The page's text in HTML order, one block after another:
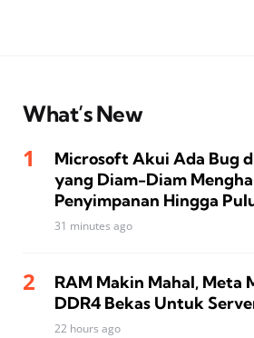
What’s New
Microsoft Akui Ada Bug
yang Diam-Diam
Penyimpanan Hingga
31 minutes ago
RAM Makin Mahal, Meta
DDR4 Bekas Untuk
22 hours ago